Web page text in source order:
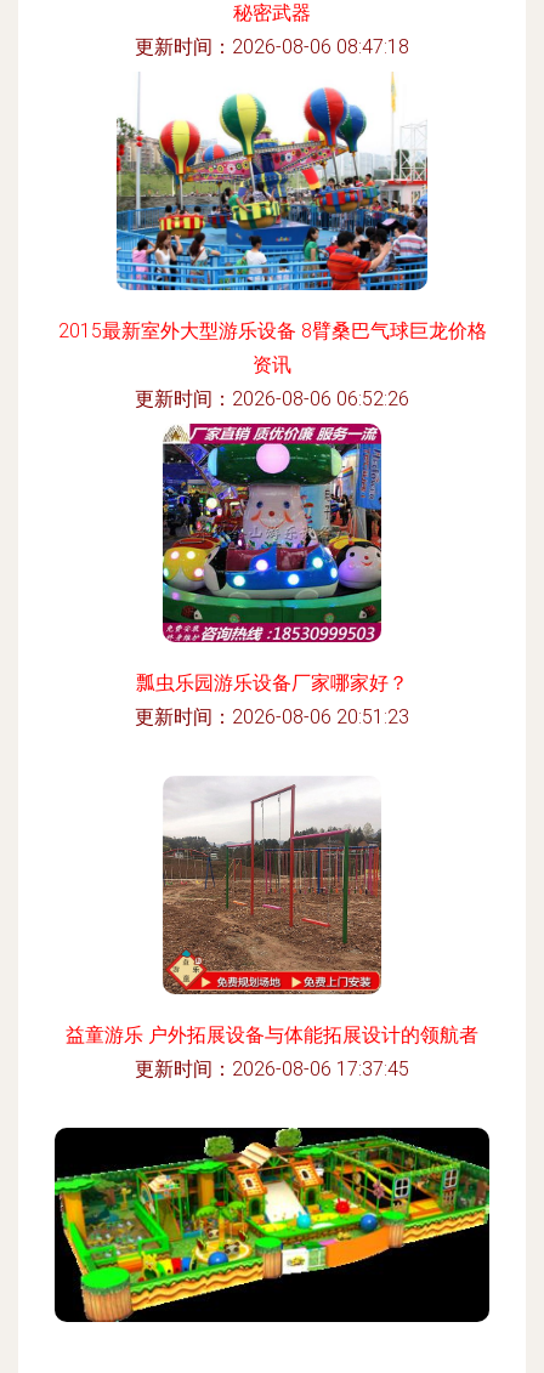
秘密武器
更新时间：2026-08-06 08:47:18
2015最新室外大型游乐设备 8臂桑巴气球巨龙价格
资讯
更新时间：2026-08-06 06:52:26
瓢虫乐园游乐设备厂家哪家好？
更新时间：2026-08-06 20:51:23
益童游乐 户外拓展设备与体能拓展设计的领航者
更新时间：2026-08-06 17:37:45